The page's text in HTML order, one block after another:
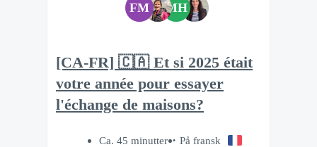
FM MH
[CA-FR] 🇨🇦 Et si 2025 était
votre année pour essayer
l'échange de maisons?
Ca. 45 minutter På fransk